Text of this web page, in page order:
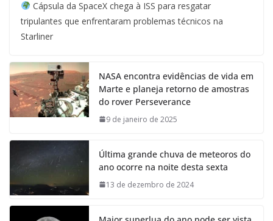
Cápsula da SpaceX chega à ISS para resgatar
tripulantes que enfrentaram problemas técnicos na
Starliner
NASA encontra evidências de vida em
Marte e planeja retorno de amostras
do rover Perseverance
9 de janeiro de 2025
Última grande chuva de meteoros do
ano ocorre na noite desta sexta
13 de dezembro de 2024